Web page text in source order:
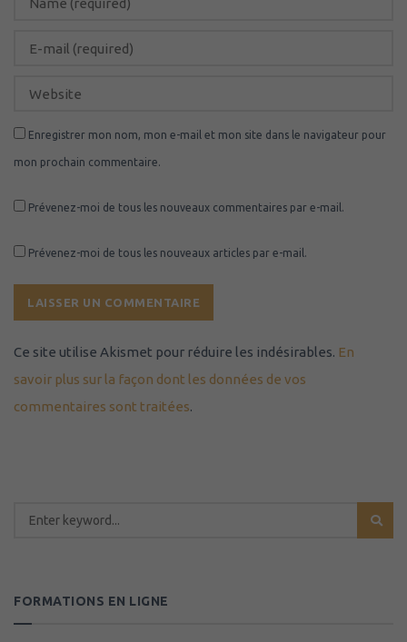
Enregistrer mon nom, mon e-mail et mon site dans le navigateur pour
mon prochain commentaire.
Prévenez-moi de tous les nouveaux commentaires par e-mail.
Prévenez-moi de tous les nouveaux articles par e-mail.
Ce site utilise Akismet pour réduire les indésirables. En
savoir plus sur la façon dont les données de vos
commentaires sont traitées.
FORMATIONS EN LIGNE